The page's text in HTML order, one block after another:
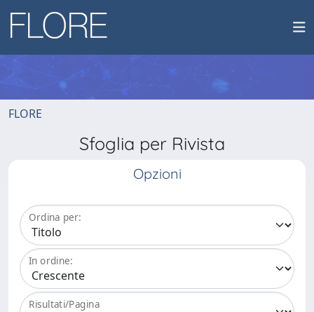
FLORE
Sfoglia per Rivista
Opzioni
Ordina per:
In ordine:
Risultati/Pagina